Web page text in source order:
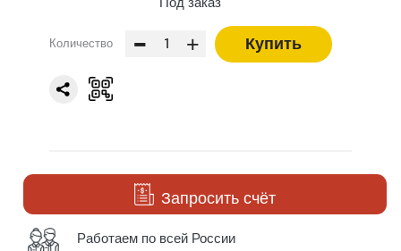
Количество - + Купить
Запросить счёт
Работаем по всей России